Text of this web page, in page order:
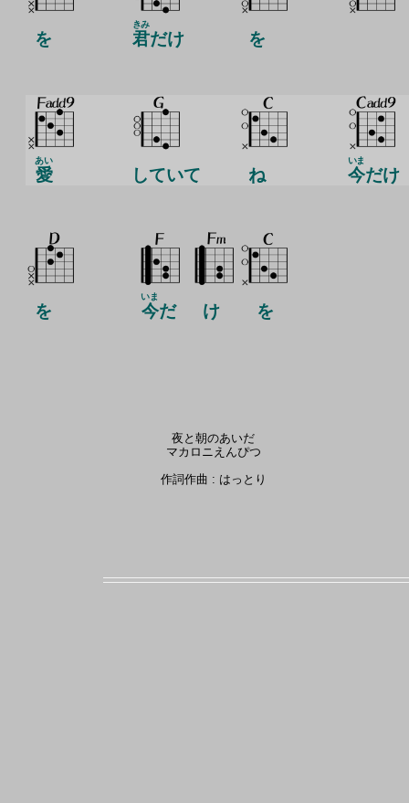
を 君
きみ
だけ を
愛
あい
していて ね 今
いま
だけ
を 今
いま
だ け を
夜と朝のあいだ
マカロニえんぴつ
作詞作曲 : はっとり